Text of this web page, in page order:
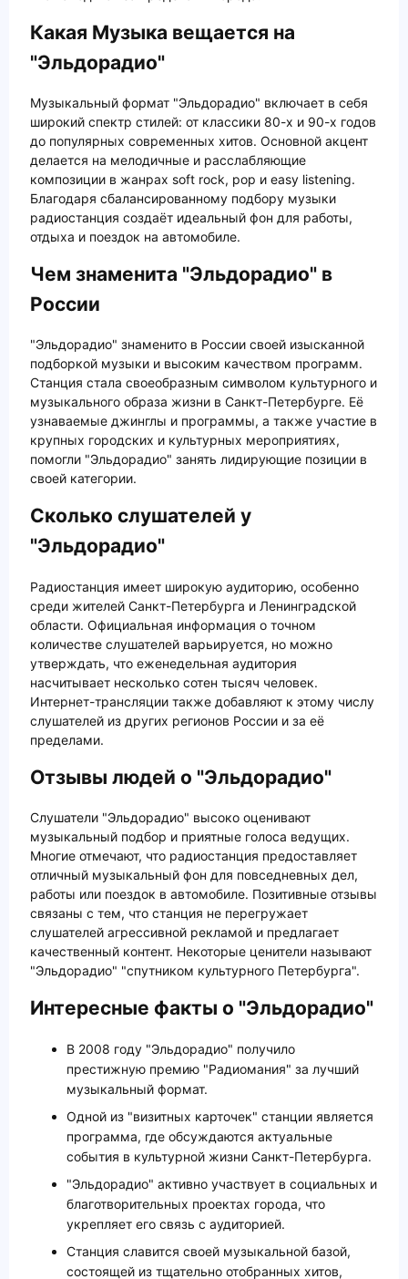
Какая Музыка вещается на
"Эльдорадио"
Музыкальный формат "Эльдорадио" включает в себя
широкий спектр стилей: от классики 80-х и 90-х годов
до популярных современных хитов. Основной акцент
делается на мелодичные и расслабляющие
композиции в жанрах soft rock, pop и easy listening.
Благодаря сбалансированному подбору музыки
радиостанция создаёт идеальный фон для работы,
отдыха и поездок на автомобиле.
Чем знаменита "Эльдорадио" в
России
"Эльдорадио" знаменито в России своей изысканной
подборкой музыки и высоким качеством программ.
Станция стала своеобразным символом культурного и
музыкального образа жизни в Санкт-Петербурге. Её
узнаваемые джинглы и программы, а также участие в
крупных городских и культурных мероприятиях,
помогли "Эльдорадио" занять лидирующие позиции в
своей категории.
Сколько слушателей у
"Эльдорадио"
Радиостанция имеет широкую аудиторию, особенно
среди жителей Санкт-Петербурга и Ленинградской
области. Официальная информация о точном
количестве слушателей варьируется, но можно
утверждать, что еженедельная аудитория
насчитывает несколько сотен тысяч человек.
Интернет-трансляции также добавляют к этому числу
слушателей из других регионов России и за её
пределами.
Отзывы людей о "Эльдорадио"
Слушатели "Эльдорадио" высоко оценивают
музыкальный подбор и приятные голоса ведущих.
Многие отмечают, что радиостанция предоставляет
отличный музыкальный фон для повседневных дел,
работы или поездок в автомобиле. Позитивные отзывы
связаны с тем, что станция не перегружает
слушателей агрессивной рекламой и предлагает
качественный контент. Некоторые ценители называют
"Эльдорадио" "спутником культурного Петербурга".
Интересные факты о "Эльдорадио"
В 2008 году "Эльдорадио" получило
престижную премию "Радиомания" за лучший
музыкальный формат.
Одной из "визитных карточек" станции является
программа, где обсуждаются актуальные
события в культурной жизни Санкт-Петербурга.
"Эльдорадио" активно участвует в социальных и
благотворительных проектах города, что
укрепляет его связь с аудиторией.
Станция славится своей музыкальной базой,
состоящей из тщательно отобранных хитов,